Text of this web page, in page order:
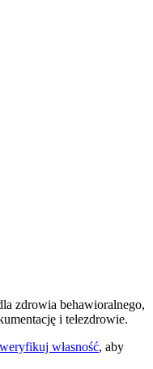
zdrowia behawioralnego,
i telezdrowie.
własność, aby